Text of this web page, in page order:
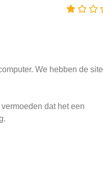
We hebben de site
dat het een